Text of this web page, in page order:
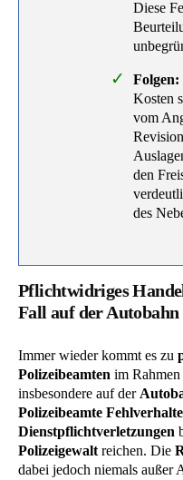
Diese
Folgen:
Kosten
vom
den
des
Pflichtwidriges
Fall auf der
Immer wieder kommt es zu
Polizeibeamten im
insbesondere auf der
Polizeibeamte
Dienstpflichtverletzungen
Polizeigewaltreichen. Die
dabei jedoch niemals außer